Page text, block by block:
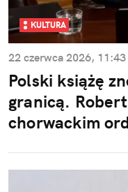
KULTURA
22 czerwca 2026, 11:43
Polski książę
granicą.
chorwackim